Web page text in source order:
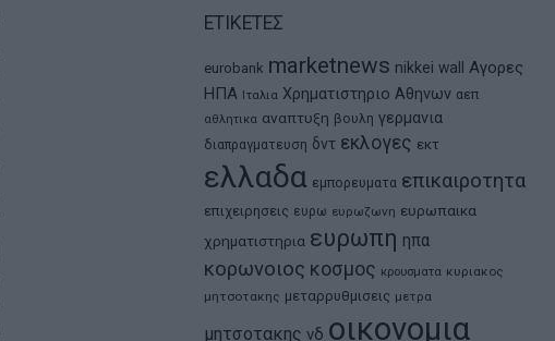
ΕΤΙΚΕΤΕΣ
eurobank marketnews nikkei wall
Αγορες
ΗΠΑ Ιταλια Χρηματιστηριο Αθηνων αεπ
αθλητικα αναπτυξη βουλη γερμανια
διαπραγματευση δντ εκλογες εκτ
ελλαδα εμπορευματα επικαιροτητα
επιχειρησεις ευρω ευρωζωνη ευρωπαικα
χρηματιστηρια ευρωπη ηπα
κορωνοιος κοσμος κρουσματα κυριακος
μητσοτακης μεταρρυθμισεις μετρα
μητσοτακης νδ οικονομια